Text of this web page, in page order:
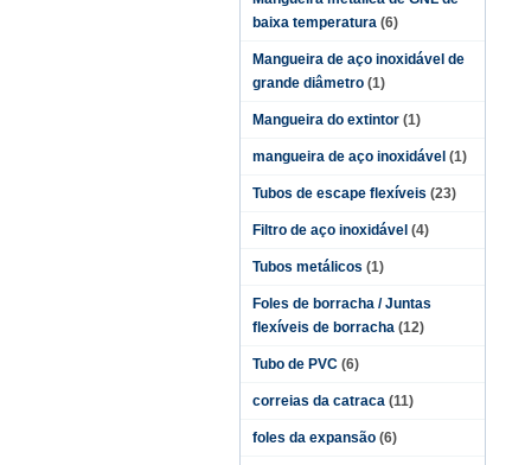
baixa temperatura (6)
Mangueira de aço inoxidável de
grande diâmetro (1)
Mangueira do extintor (1)
mangueira de aço inoxidável (1)
Tubos de escape flexíveis (23)
Filtro de aço inoxidável (4)
Tubos metálicos (1)
Foles de borracha / Juntas
flexíveis de borracha (12)
Tubo de PVC (6)
correias da catraca (11)
foles da expansão (6)